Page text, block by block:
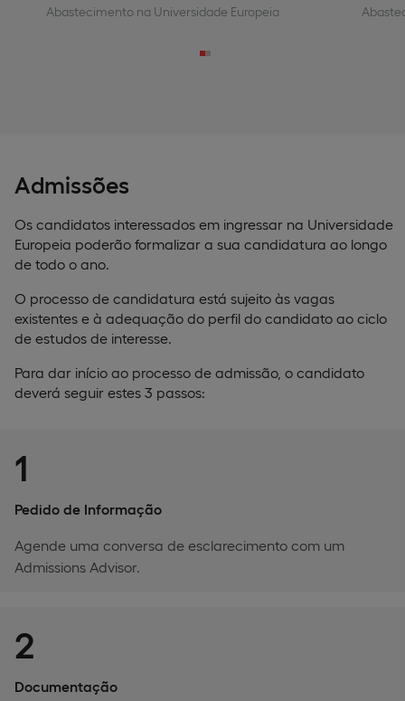
Abastecimento na Universidade Europeia
Admissões
Os candidatos interessados em ingressar na Universidade
Europeia poderão formalizar a sua candidatura ao longo
de todo o ano.
O processo de candidatura está sujeito às vagas
existentes e à adequação do perfil do candidato ao ciclo
de estudos de interesse.
Para dar início ao processo de admissão, o candidato
deverá seguir estes 3 passos:
1
Pedido de Informação
Agende uma conversa de esclarecimento com um
Admissions Advisor.
2
Documentação